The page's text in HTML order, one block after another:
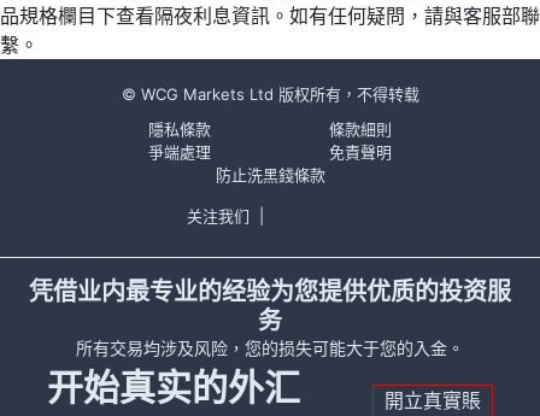
品規格欄目下查看隔夜利息資訊。如有任何疑問，請與客服部聯
繫。
© WCG Markets Ltd 版权所有，不得转载
隱私條款
條款細則
爭端處理
免責聲明
防止洗黑錢條款
关注我们
凭借业内最专业的经验为您提供优质的投资服
务
所有交易均涉及风险，您的损失可能大于您的入金。
开始真实的外汇
開立真實賬